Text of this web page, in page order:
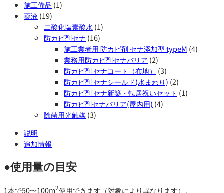
縮
250ml（5L
工
目
安：
約
施工備品 (1)
薬液 (19)
二酸化塩素酸水 (1)
防カビ剤セナ (16)
施工業者用 防カビ剤 セナ添加型 typeM (4)
業務用防カビ剤セナバリア (2)
防カビ剤 セナコート（布地）
(3)
防カビ剤 セナシールド(水まわり) (2)
防カビ剤 セナ新築・転居祝いセット (1)
防カビ剤セナバリア(屋内用) (4)
除菌用光触媒(3)
説明
追加情報
●使用量の目安
1本で50〜100m2使用できます（対象により異なります）。